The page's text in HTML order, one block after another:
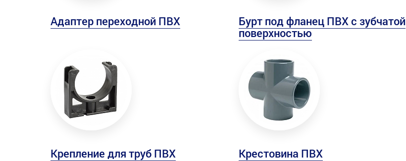
Адаптер переходной ПВХ
Бурт под фланец ПВХ с зубчатой
поверхностью
Крепление для труб ПВХ Крестовина ПВХ